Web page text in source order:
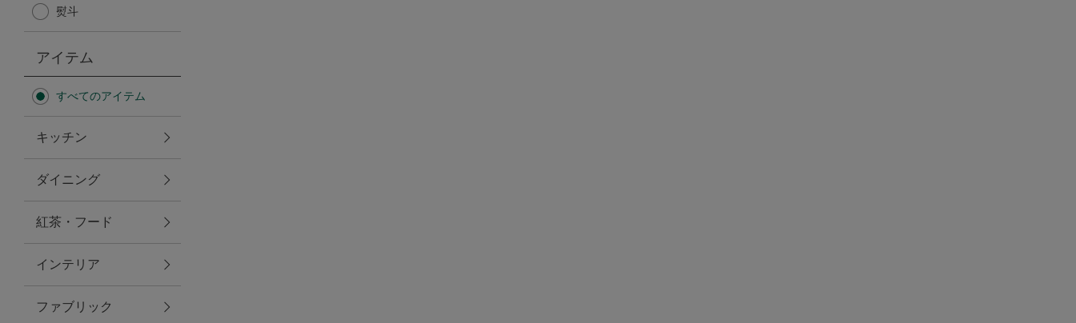
保冷バッグ
無重力シリーズ
トラベルグッズ
ランチ
バッグ
熨斗
アイテム
すべてのアイテム
キッチン
ダイニング
紅茶・フード
インテリア
ファブリック